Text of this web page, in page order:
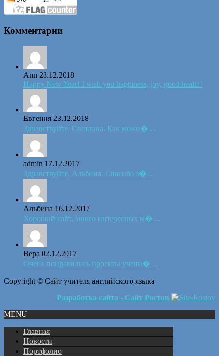
Комментарии
Ann 28.12.2018
Happy New Year! I wish you happiness, joy, good health!
Евгения 23.12.2018
Здравствуйте, Светлана. Как можн� ...
admin 17.12.2017
Здравствуйте, Альбина. Спасибо з� ...
Альбина 16.12.2017
Хороший сайт, много интересных м� ...
Вера 02.12.2017
Очень понравились проекты учени� ...
Copyright © Сайт учителя английского языка
Разработка сайта - Сайт Ростов
MENU
Главная
Новости
Портфолио